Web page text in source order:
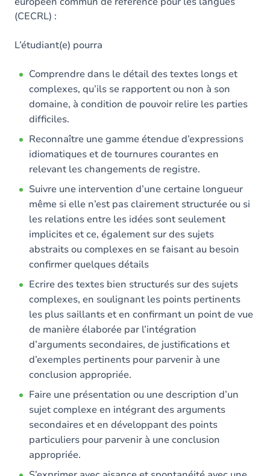
Exercices
(CECRL) :
L’étudiant(e) pourra
Comprendre dans le détail des textes longs et
complexes, qu’ils se rapportent ou non à son
domaine, à condition de pouvoir relire les parties
difficiles.
Reconnaître une gamme étendue d’expressions
idiomatiques et de tournures courantes en
relevant les changements de registre.
Suivre une intervention d’une certaine longueur
même si elle n’est pas clairement structurée ou si
les relations entre les idées sont seulement
implicites et ce, également sur des sujets
abstraits ou complexes en se faisant au besoin
confirmer quelques détails
Ecrire des textes bien structurés sur des sujets
complexes, en soulignant les points pertinents
les plus saillants et en confirmant un point de vue
de manière élaborée par l’intégration
d’arguments secondaires, de justifications et
d’exemples pertinents pour parvenir à une
conclusion appropriée.
Faire une présentation ou une description d’un
sujet complexe en intégrant des arguments
secondaires et en développant des points
particuliers pour parvenir à une conclusion
appropriée.